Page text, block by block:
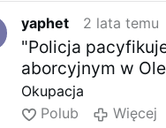
yaphet 2 lata temu
"Policja
aborcyjnym w
Okupacja
Polub
Więcej